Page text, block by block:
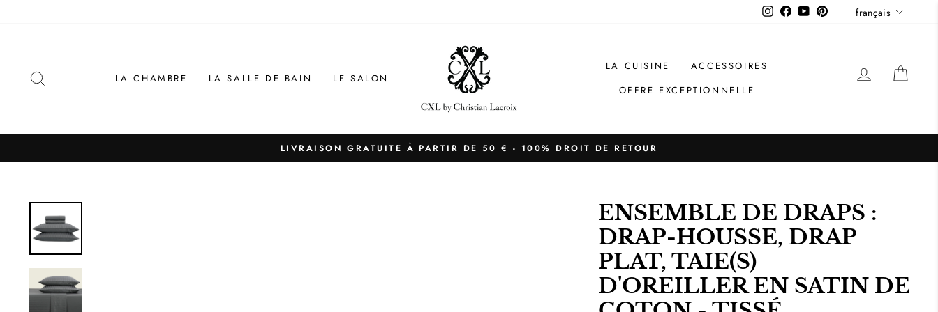
InstagramFacebookYouTubePinterestLangue
français
RECHERCHERLA CHAMBRE LA SALLE DE BAIN LE SALON
LA CUISINE
ACCESSOIRES
OFFRE EXCEPTIONNELLE
SE
Diaporama
LIVRAISON GRATUITE À PARTIR DE 50 € - 100% DROIT DE RETOUR
ENSEMBLE DE DRAPS :
DRAP-HOUSSE, DRAP
PLAT, TAIE(S)
D'OREILLER EN SATIN DE